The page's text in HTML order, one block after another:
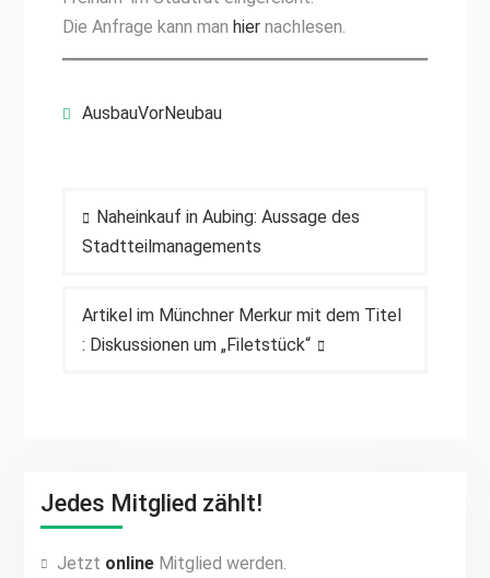
Die Anfrage kann man hiernachlesen.
AusbauVorNeubau
Beitragsnavigation
Naheinkauf in Aubing: Aussage des
Stadtteilmanagements
Artikel im Münchner Merkur mit dem Titel
: Diskussionen um „Filetstück“
Jedes Mitglied zählt!
Jetzt onlineMitglied werden.